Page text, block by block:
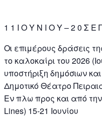
1 1 Ι Ο Υ Ν Ι Ο Υ – 2 0 Σ
Οɩ επɩμέρους δράσεɩς
το καλοκαίρɩ του 2026
υποστήρɩξη δημόσɩων
Δημοτɩκό Θέατρο
Εν πλω προς καɩ από
Lines) 15-21 Ιουνίου